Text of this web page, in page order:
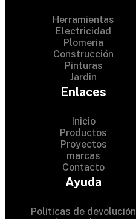
Herramientas
Electricidad
Plomeria
Construcción
Pinturas
Jardin
Enlaces
Inicio
Productos
Proyectos
marcas
Contacto
Ayuda
Políticas de devolución